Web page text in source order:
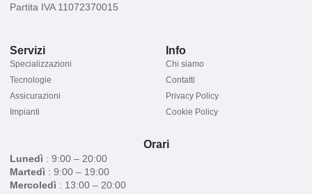
Partita IVA 11072370015
Servizi
Specializzazioni
Tecnologie
Assicurazioni
Impianti
Info
Chi siamo
Contatti
Privacy Policy
Cookie Policy
Orari
Lunedì : 9:00 – 20:00
Martedì : 9:00 – 19:00
Mercoledì : 13:00 – 20:00